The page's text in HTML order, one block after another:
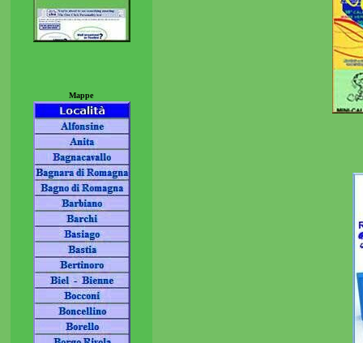
Mappe